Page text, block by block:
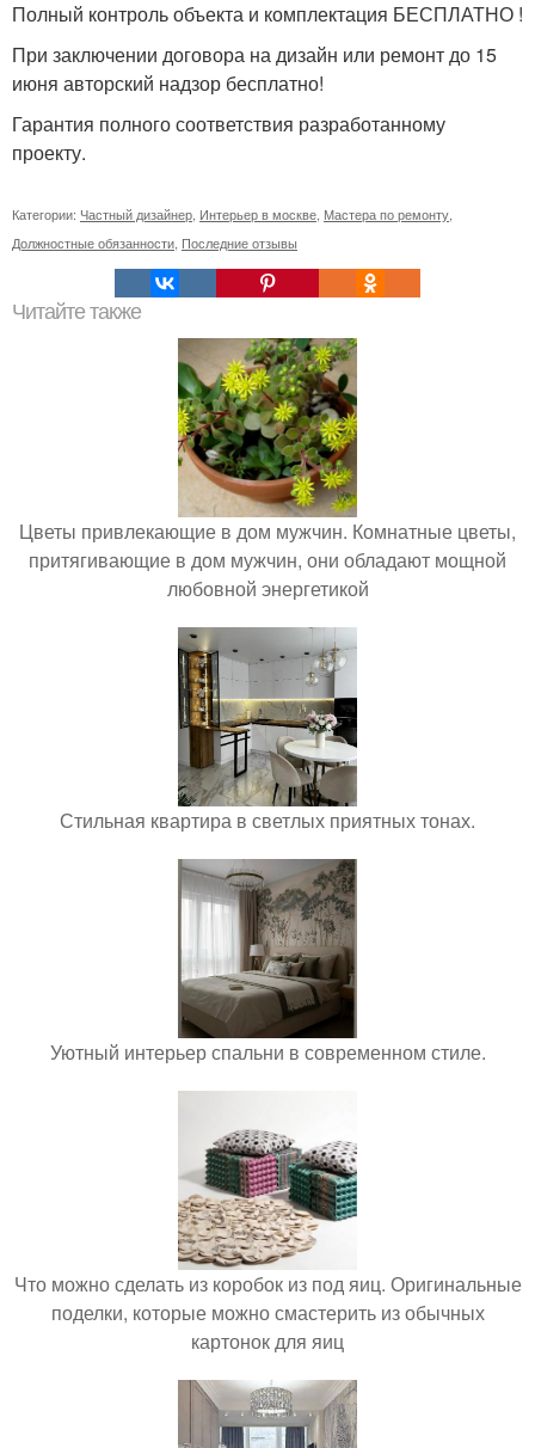
Полный контроль объекта и комплектация БЕСПЛАТНО !
При заключении договора на дизайн или ремонт до 15
июня авторский надзор бесплатно!
Гарантия полного соответствия разработанному
проекту.
Категории: Частный дизайнер Интерьер в москве Мастера по ремонту
Должностные обязанности Последние отзывы
Читайте также
Цветы привлекающие в дом мужчин. Комнатные цветы,
притягивающие в дом мужчин, они обладают мощной
любовной энергетикой
Стильная квартира в светлых приятных тонах.
Уютный интерьер спальни в современном стиле.
Что можно сделать из коробок из под яиц. Оригинальные
поделки, которые можно смастерить из обычных
картонок для яиц